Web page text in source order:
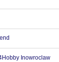
Inowroclaw